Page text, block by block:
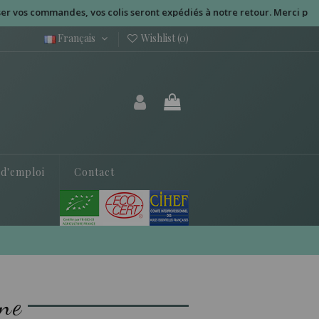
commandes, vos colis seront expédiés à notre retour. Merci pour
Français Wishlist (0)
Contact